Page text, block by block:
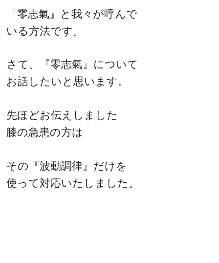
『零志氣』と我々が呼んで
いる方法です。
さて、『零志氣』について
お話したいと思います。
先ほどお伝えしました
膝の急患の方は
その『波動調律』だけを
使って対応いたしました。